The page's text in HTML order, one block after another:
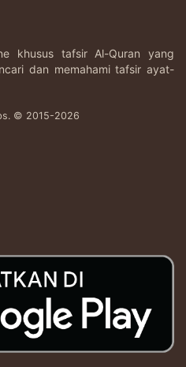
khusus tafsir Al-Quran yang
dan memahami tafsir ayat-
© 2015-2026